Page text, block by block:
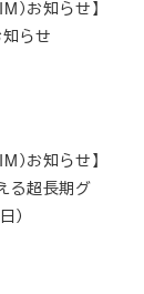
）お知らせ】
らせ
）お知らせ】
る超長期グ
）